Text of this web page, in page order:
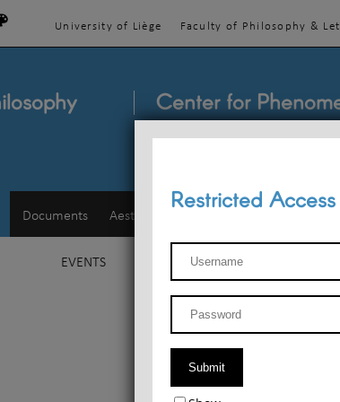
University of Liège Faculty of Philosophy &
Center for
Documents Aesthetics
EVENTS TEACHINGS
Restricted Access